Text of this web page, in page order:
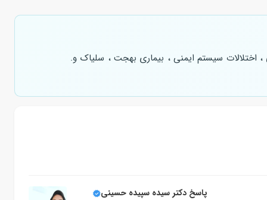
، اختلالات سیستم ایمنی ، بیماری بهجت ، سلیاک و.
پاسخ دکتر سیده سپیده حسینی